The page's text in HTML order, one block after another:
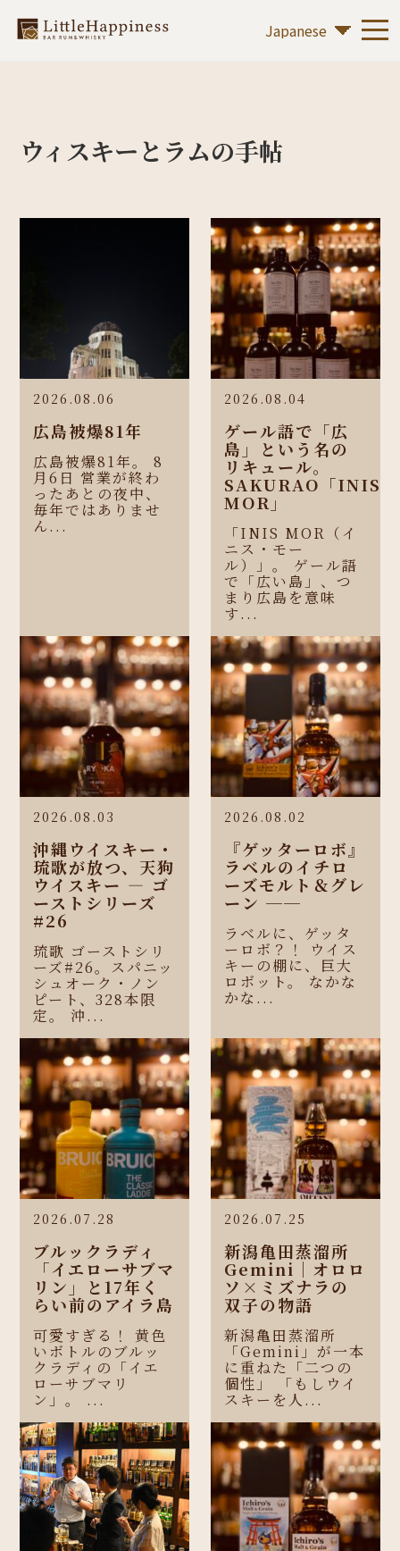
ウィスキーとラムの手帖
2026.08.06
広島被爆81年
広島被爆81年。 8
月6日 営業が終わ
ったあとの夜中、
毎年ではありませ
ん...
2026.08.04
ゲール語で「広
島」という名の
リキュール。
SAKURAO「INIS
MOR」
「INIS MOR（イ
ニス・モー
ル）」。 ゲール語
で「広い島」、つ
まり広島を意味
す...
2026.08.03
沖縄ウイスキー・
琉歌が放つ、天狗
ウイスキー ― ゴ
ーストシリーズ
#26
琉歌 ゴーストシリ
ーズ#26。スパニッ
シュオーク・ノン
ピート、328本限
定。 沖...
2026.08.02
『ゲッターロボ』
ラベルのイチロ
ーズモルト＆グレ
ーン ──
ラベルに、ゲッタ
ーロボ？！ ウイス
キーの棚に、巨大
ロボット。 なかな
かな...
2026.07.28
ブルックラディ
「イエローサブマ
リン」と17年く
らい前のアイラ島
可愛すぎる！ 黄色
いボトルのブルッ
クラディの「イエ
ローサブマリ
ン」。 ...
2026.07.25
新潟亀田蒸溜所
Gemini｜オロロ
ソ×ミズナラの
双子の物語
新潟亀田蒸溜所
「Gemini」が一本
に重ねた「二つの
個性」 「もしウイ
スキーを人...